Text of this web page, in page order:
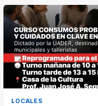
LOCALES